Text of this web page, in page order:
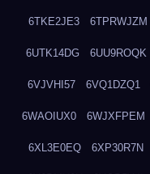
6TKE2JE3 6TPRWJZM
6UTK14DG 6UU9ROQK
6VJVHI57 6VQ1DZQ1
6WAOIUX0 6WJXFPEM
6XL3E0EQ 6XP30R7N